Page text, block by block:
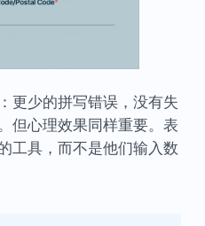
更少的拼写错误，没有失
但心理效果同样重要。表
工具，而不是他们输入数